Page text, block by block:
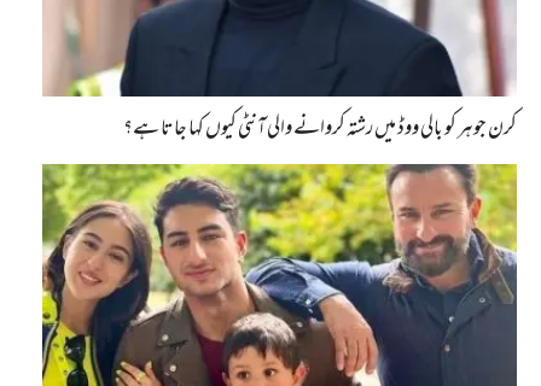
کرن جوہر کو بالی ووڈ میں رشتہ کروانے والی آنٹی کیوں کہا جاتا ہے؟